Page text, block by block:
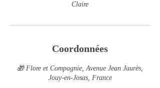
Claire
Coordonnées
🎁 Flore et Compagnie, Avenue Jean Jaurès,
Jouy-en-Josas, France